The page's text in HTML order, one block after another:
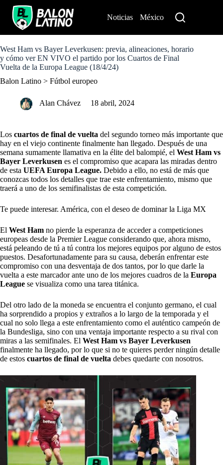
o
c
o
t
Noticias México
West Ham vs Bayer Leverkusen: previa, alineaciones, horario
y cómo ver EN VIVO el partido por los Cuartos de Final
Vuelta de la Europa League (18/4/24)
Balon Latino > Fútbol europeo
Alan Chávez 18 abril, 2024
Los cuartos de final de vuelta del segundo torneo más importante que
hay en el viejo continente finalmente han llegado. Después de una
semana sumamente llamativa en la élite del balompié, el West Ham vs
Bayer Leverkusen es el compromiso que acapara las miradas dentro
de esta UEFA Europa League. Debido a ello, no está de más que
conozcas todos los detalles que trae este enfrentamiento, mismo que
traerá a uno de los semifinalistas de esta competición.
Te puede interesar. América, con el deseo de dominar la Liga MX
El West Ham no pierde la esperanza de acceder a competiciones
europeas desde la Premier League considerando que, ahora mismo,
está peleando de tú a tú contra los mejores equipos por alguno de estos
puestos. Desafortunadamente para su causa, deberán enfrentar este
compromiso con una desventaja de dos tantos, por lo que darle la
vuelta a este marcador ante uno de los mejores cuadros de la Europa
League se visualiza como una tarea titánica.
Del otro lado de la moneda se encuentra el conjunto germano, el cual
ha sorprendido a propios y extraños a lo largo de la temporada y el
cual no solo llega a este enfrentamiento como el auténtico campeón de
la Bundesliga, sino con una ventaja importante respecto a su rival con
miras a las semifinales. El West Ham vs Bayer Leverkusen
finalmente ha llegado, por lo que si no te quieres perder ningún detalle
de estos cuartos de final de vuelta debes quedarte con nosotros.